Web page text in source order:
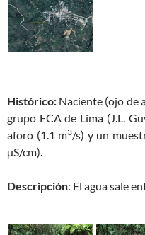
Histórico: Naciente (ojo de
grupo ECA de Lima (J.L.
aforo (1.1 m3/s) y un
µS/cm).
Descripción: El agua sale